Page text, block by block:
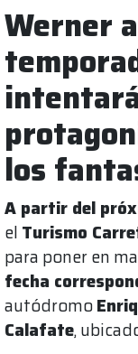
Werner
los
A partir del
el Turismo
para poner en
fecha
autódromo
Calafate,